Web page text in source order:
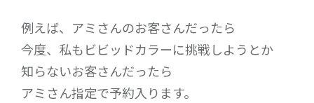
例えば、アミさんのお客さんだったら
今度、私もビビッドカラーに挑戦しようとか
知らないお客さんだったら
アミさん指定で予約入ります。